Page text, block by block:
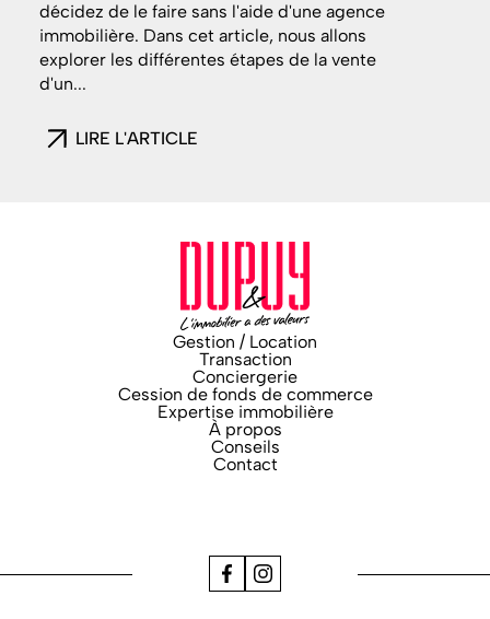
décidez de le faire sans l'aide d'une agence
immobilière. Dans cet article, nous allons
explorer les différentes étapes de la vente
d'un...
LIRE L'ARTICLE
Gestion / Location
Transaction
Conciergerie
Cession de fonds de commerce
Expertise immobilière
À propos
Conseils
Contact